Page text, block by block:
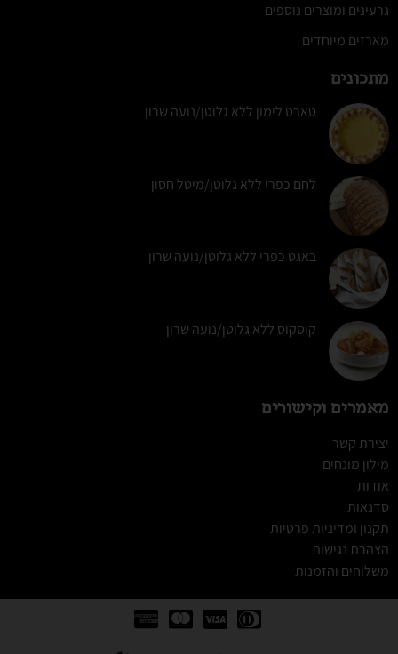
גרעינים ומוצרים נוספים
מארזים מיוחדים
מתכונים
טארט לימון ללא גלוטן/נועה שרון
לחם כפרי ללא גלוטן/מיטל חסון
באגט כפרי ללא גלוטן/נועה שרון
קוסקוס ללא גלוטן/נועה שרון
מאמרים וקישורים
יצירת קשר
מילון מונחים
אודות
סדנאות
תקנון ומדיניות פרטיות
הצהרת נגישות
משלוחים והזמנות